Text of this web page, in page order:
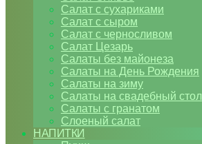
Салат с сухариками
Салат с сыром
Салат с черносливом
Салат Цезарь
Салаты без майонеза
Салаты на День Рождения
Салаты на зиму
Салаты на свадебный стол
Салаты с гранатом
Слоеный салат
НАПИТКИ